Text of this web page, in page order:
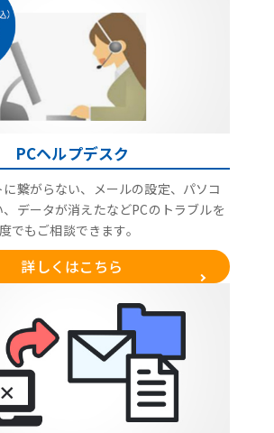
PCヘルプデスク
繋がらない、メールの設定、パソコ
データが消えたなどPCのトラブルを
でもご相談できます。
詳しくはこちら